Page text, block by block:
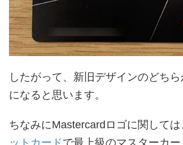
したがって、新旧デザインのどち
になると思います。
ちなみにMastercardロゴに関しては